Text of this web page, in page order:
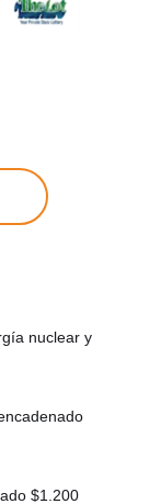
nuclear y
$1.200